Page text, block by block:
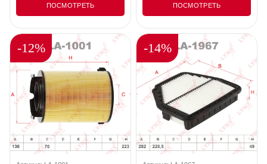
5
ПОСМОТРЕТЬ
5
ПОСМОТРЕТЬ
-12% -14%